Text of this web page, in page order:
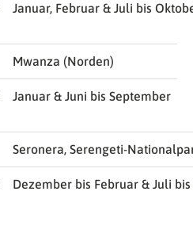
Januar, Februar & Juli bis
Mwanza (Norden)
Januar & Juni bis September
Seronera, Serengeti-
Dezember bis Februar & Juli